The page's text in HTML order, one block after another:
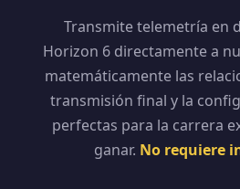
Transmite telemetría en
Horizon 6 directamente a
matemáticamente las
transmisión final y la
perfectas para la carrera
ganar. No requiere